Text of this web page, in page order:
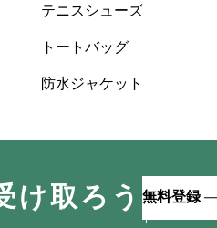
テニスシューズ
トートバッグ
防水ジャケット
け取ろう 無料登録